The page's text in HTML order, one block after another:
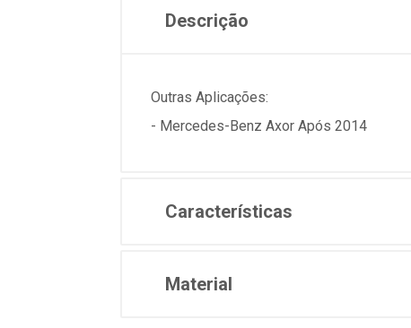
Descrição
Outras Aplicações:
- Mercedes-Benz Axor Após 2014
Características
Material